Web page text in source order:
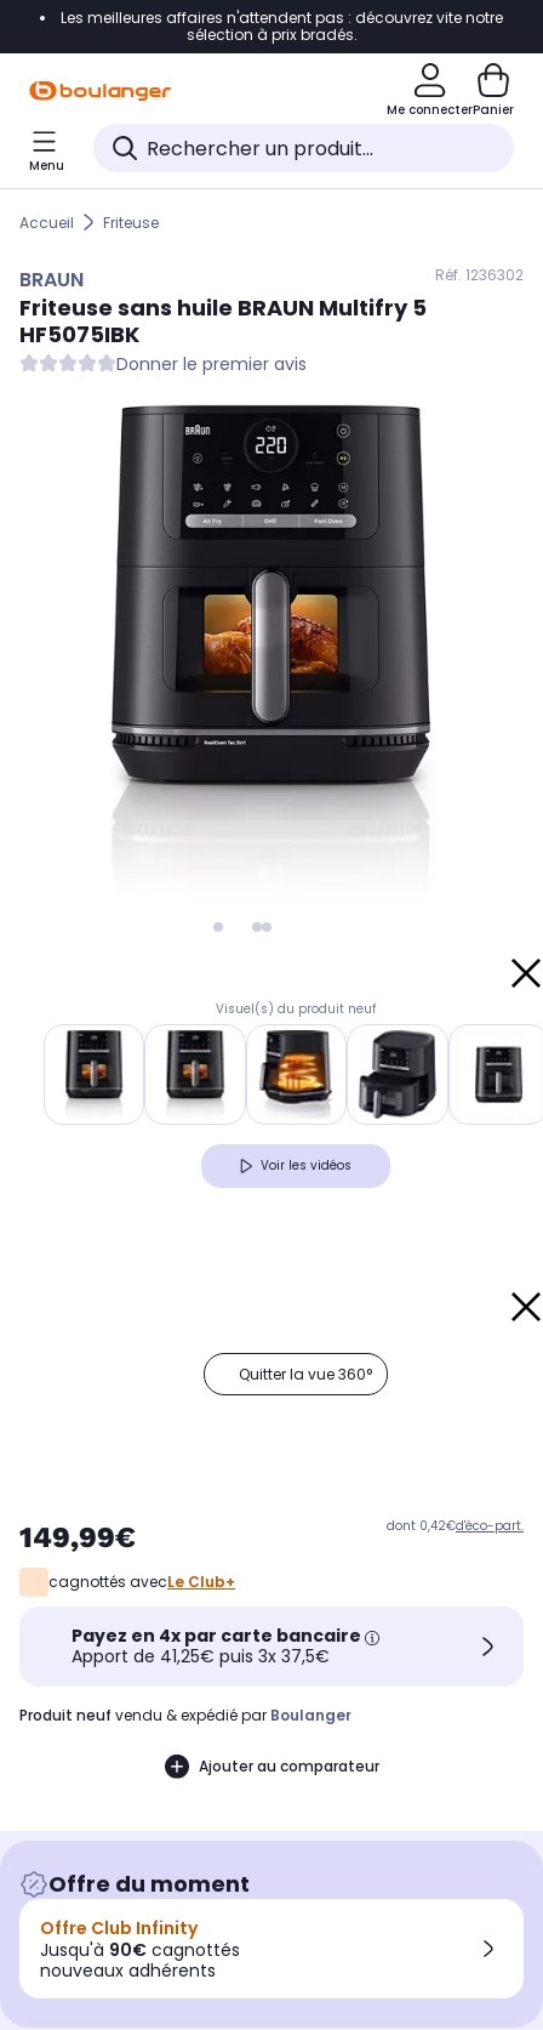
Accéder directement à la navigation
Accéder directement au pied de page
Accéder directement au chatbot
Les meilleures affaires n'attendent pas : découvrez vite notre
sélection à prix bradés.
Me connecterPanier
Menu
Accueil Friteuse
BRAUN Réf. 1236302
Friteuse sans huile BRAUN Multifry 5
HF5075IBK
Donner le premier avis
Visuel(s) du produit neuf
Voir les vidéos
Quitter la vue 360°
149,99€ dont 0,42€d'éco-part.
cagnottés avecLe Club+
Payez en 4x par carte bancaire
Apport de 41,25€ puis 3x 37,5€
produit neuf vendu & expédié par Boulanger
Ajouter au comparateur
Offre du moment
Offre Club Infinity
Jusqu'à 90€ cagnottés
nouveaux adhérents